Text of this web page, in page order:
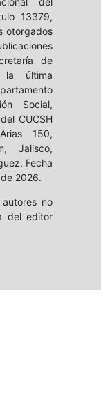
13379,
otorgados
de
la última
Social,
CUCSH
150,
Jalisco,
Fecha
2026.
no
del editor